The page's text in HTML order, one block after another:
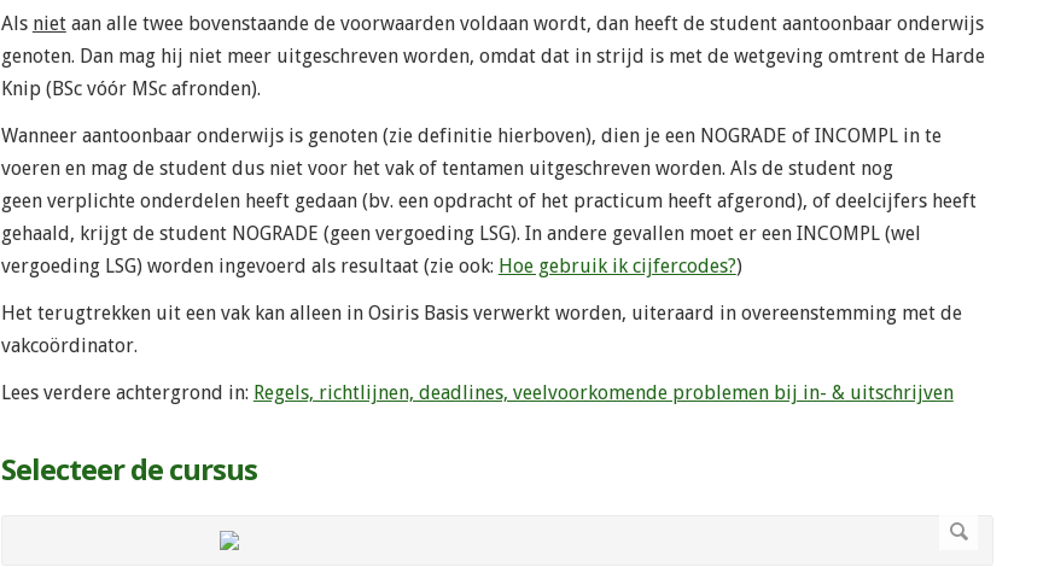
Als nietaan alle twee bovenstaande de voorwaarden voldaan wordt, dan heeft de student aantoonbaar onderwijs
genoten. Dan mag hij niet meer uitgeschreven worden, omdat dat in strijd is met de wetgeving omtrent de Harde
Knip (BSc vóór MSc afronden).
Wanneer aantoonbaar onderwijs is genoten (zie definitie hierboven), dien je een NOGRADE of INCOMPL in te
voeren en mag de student dus niet voor het vak of tentamen uitgeschreven worden. Als de student nog
geen verplichte onderdelen heeft gedaan (bv. een opdracht of het practicum heeft afgerond), of deelcijfers heeft
gehaald, krijgt de student NOGRADE (geen vergoeding LSG). In andere gevallen moet er een INCOMPL (wel
vergoeding LSG) worden ingevoerd als resultaat (zie ook: Hoe gebruik ik cijfercodes?)
Het terugtrekken uit een vak kan alleen in Osiris Basis verwerkt worden, uiteraard in overeenstemming met de
vakcoördinator.
Lees verdere achtergrond in: Regels, richtlijnen, deadlines, veelvoorkomende problemen bij in- & uitschrijven
Selecteer de cursus